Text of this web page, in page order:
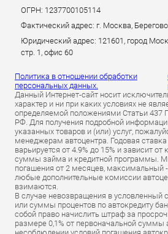
ОГРН: 1237700105114
Фактический адрес: г. Москва,
Юридический адрес: 121601, город
стр. 1, офис 60
Политика в отношении обработки
персональных данных.
Данный Интернет-сайт носит
характер и ни при каких условиях не
определяемой положениями Статьи 437
РФ. Для получения подробной
указанных товаров и (или) услуг,
менеджерам автоцентра. Годовая ставка
варьируется от 4.9% до 15% и зависит от
суммы займа и кредитной программы.
погашения от 2 месяцев, максимальный
любые дополнительные комиссии
взимаются.
В случае невозвращения в условленный
или суммы процентов по автокредиту
собой право начислить штраф за
размере 0,1% от первоначальной суммы